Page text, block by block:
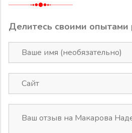
Делитесь своими